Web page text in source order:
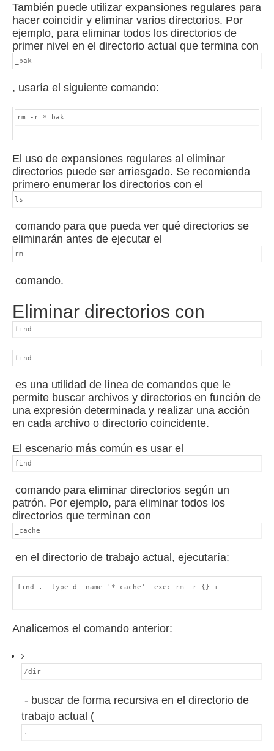
También puede utilizar expansiones regulares para
hacer coincidir y eliminar varios directorios. Por
ejemplo, para eliminar todos los directorios de
primer nivel en el directorio actual que termina con
_bak
, usaría el siguiente comando:
rm -r *_bak
El uso de expansiones regulares al eliminar
directorios puede ser arriesgado. Se recomienda
primero enumerar los directorios con el
ls
comando para que pueda ver qué directorios se
eliminarán antes de ejecutar el
rm
comando.
Eliminar directorios con
find
find
es una utilidad de línea de comandos que le
permite buscar archivos y directorios en función de
una expresión determinada y realizar una acción
en cada archivo o directorio coincidente.
El escenario más común es usar el
find
comando para eliminar directorios según un
patrón. Por ejemplo, para eliminar todos los
directorios que terminan con
_cache
en el directorio de trabajo actual, ejecutaría:
find . -type d -name '*_cache' -exec rm -r {} +
Analicemos el comando anterior:
/dir
- buscar de forma recursiva en el directorio de
trabajo actual (
.